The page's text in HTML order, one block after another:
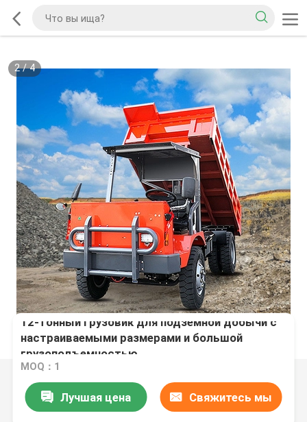
2/4
12-тонный грузовик для подземной добычи с
настраиваемыми размерами и большой
грузоподъемностью
MOQ：1
Лучшая цена Свяжитесь мы